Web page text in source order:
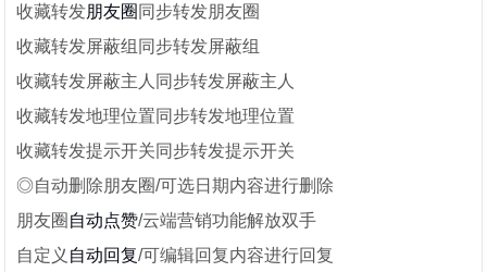
收藏转发朋友圈 同步转发朋友圈
收藏转发屏蔽组同步转发屏蔽组
收藏转发屏蔽主人同步转发屏蔽主人
收藏转发地理位置同步转发地理位置
收藏转发提示开关同步转发提示开关
◎自动删除朋友圈/可选日期内容进行删除
朋友圈 自动点赞/云端营销功能解放双手
自定义 自动回复/可编辑回复内容进行回复